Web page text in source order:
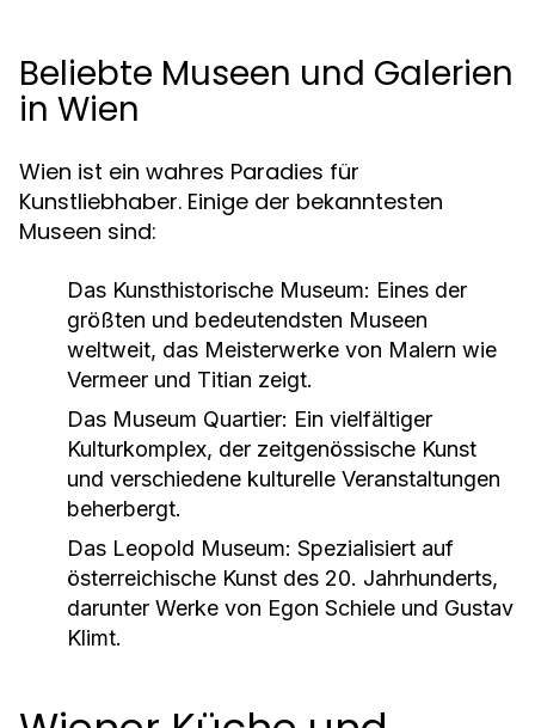
Beliebte Museen und Galerien
in Wien
Wien ist ein wahres Paradies für
Kunstliebhaber. Einige der bekanntesten
Museen sind:
Das Kunsthistorische Museum: Eines der
größten und bedeutendsten Museen
weltweit, das Meisterwerke von Malern wie
Vermeer und Titian zeigt.
Das Museum Quartier: Ein vielfältiger
Kulturkomplex, der zeitgenössische Kunst
und verschiedene kulturelle Veranstaltungen
beherbergt.
Das Leopold Museum: Spezialisiert auf
österreichische Kunst des 20. Jahrhunderts,
darunter Werke von Egon Schiele und Gustav
Klimt.